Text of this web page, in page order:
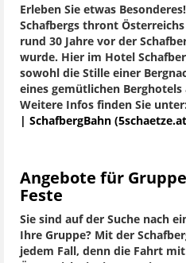
Erleben Sie etwas
Schafbergs thront
rund 30 Jahre vor der
wurde. Hier im Hotel
sowohl die Stille einer
eines gemütlichen Berghotels
Weitere Infos finden Sie unter:
| SchafbergBahn
Angebote für
Feste
Sie sind auf der Suche nach
Ihre Gruppe? Mit der
jedem Fall, denn die Fahrt